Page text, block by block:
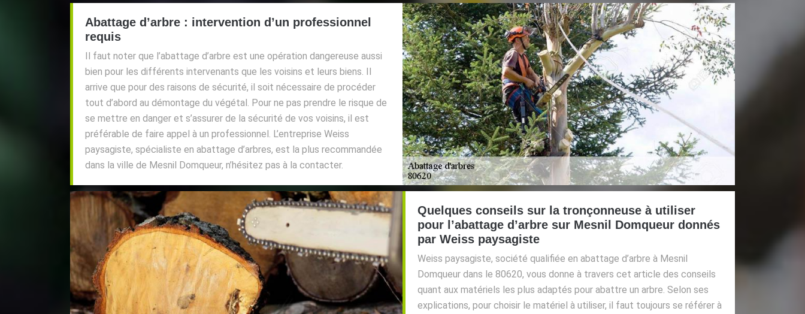
Abattage d’arbre : intervention d’un professionnel
requis
Il faut noter que l’abattage d’arbre est une opération dangereuse aussi
bien pour les différents intervenants que les voisins et leurs biens. Il
arrive que pour des raisons de sécurité, il soit nécessaire de procéder
tout d’abord au démontage du végétal. Pour ne pas prendre le risque de
se mettre en danger et s’assurer de la sécurité de vos voisins, il est
préférable de faire appel à un professionnel. L’entreprise Weiss
paysagiste, spécialiste en abattage d’arbres, est la plus recommandée
dans la ville de Mesnil Domqueur, n’hésitez pas à la contacter.
Quelques conseils sur la tronçonneuse à utiliser
pour l’abattage d’arbre sur Mesnil Domqueur donnés
par Weiss paysagiste
Weiss paysagiste, société qualifiée en abattage d’arbre à Mesnil
Domqueur dans le 80620, vous donne à travers cet article des conseils
quant aux matériels les plus adaptés pour abattre un arbre. Selon ses
explications, pour choisir le matériel à utiliser, il faut toujours se référer à